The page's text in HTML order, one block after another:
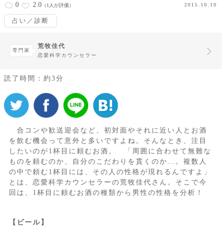
0 2.0 （1人が評価） 2015.10.10
占い／診断
専門家
荒牧佳代
恋愛科学カウンセラー
読了時間：約3分
合コンや歓送迎会など、初対面やそれに近い人とお酒
を飲む機会って意外と多いですよね。そんなとき、注目
したいのが1杯目に頼むお酒。 「周囲に合わせて無難な
ものを頼むのか、自分のこだわりを貫くのか…。複数人
の中で頼む1杯目には、その人の性格が現れるんですよ」
とは、恋愛科学カウンセラーの荒牧佳代さん。そこで今
回は、1杯目に頼むお酒の種類から男性の性格を分析！
【ビール】